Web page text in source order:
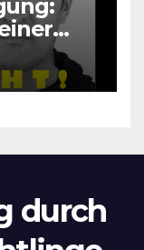
diese
durch